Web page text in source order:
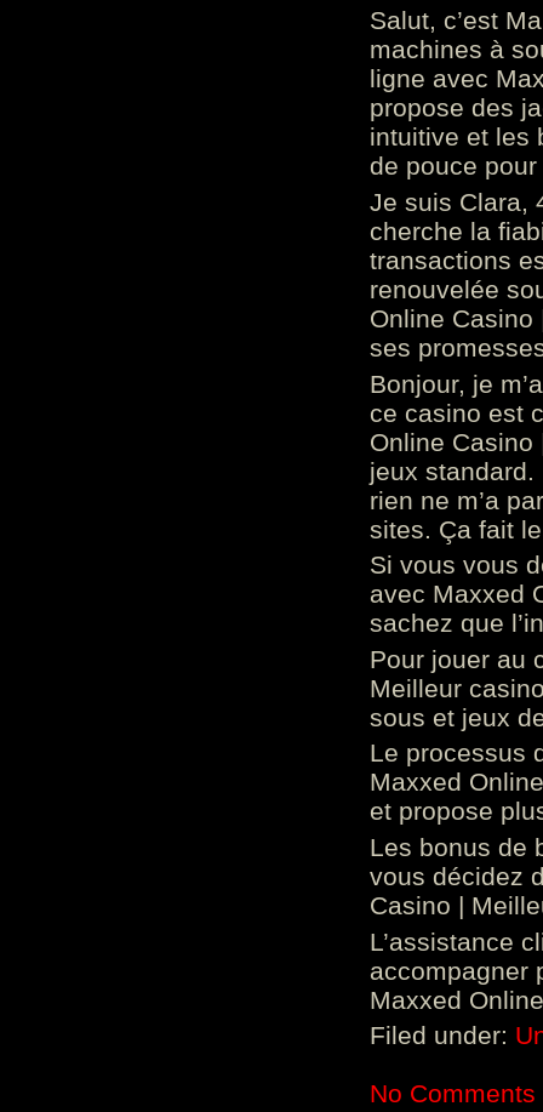
Salut, c’est
machines à
ligne avec
propose des
intuitive et les
de pouce
Je suis Clara,
cherche la
transactions
renouvelée
Online
ses
Bonjour, je
ce casino est
Online
jeux standard.
rien ne m’a
sites. Ça fait
Si vous vous
avec Maxxed
sachez que
Pour jouer au
Meilleur
sous et jeux
Le processus
Maxxed
et propose
Les bonus de
vous décidez
Casino |
L’assistance
accompagner
Maxxed
Filed under:
No Comments